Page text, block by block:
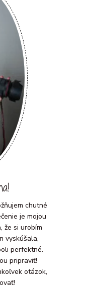
chutné
je mojou
že si urobím
vyskúšala,
perfektné.
pripraviť!
otázok,